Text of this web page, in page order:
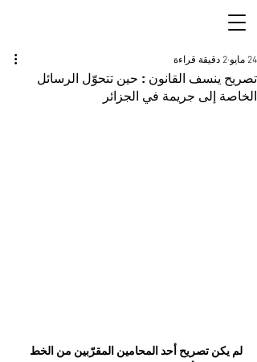
تصريح ينسف القانون : حين تتحوّل الرسائل
الخاصة إلى جريمة في الجزائر
24 مايو 2 دقيقة قراءة
لم يكن تصريح أحد المحامين المقرّبين من الخط